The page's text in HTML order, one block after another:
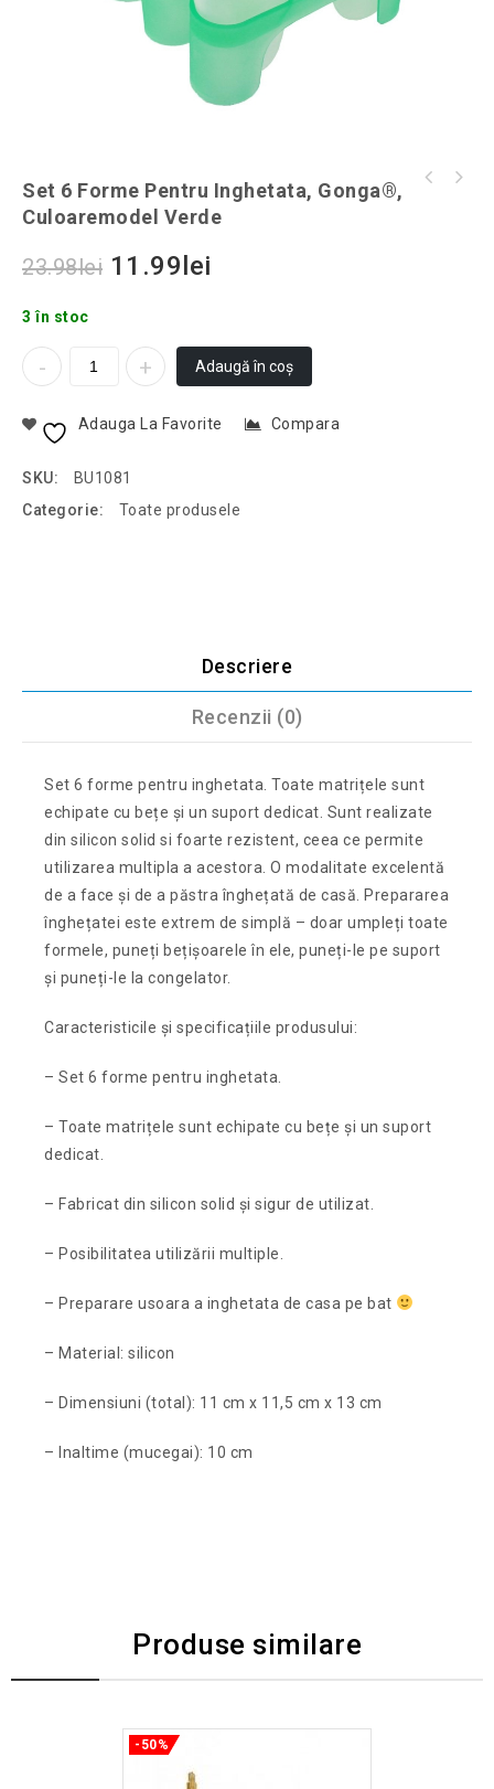
Set 6 Forme Pentru Inghetata, Gonga®,
Culoaremodel Verde
23.98lei 11.99 lei
3 în stoc
Adaugă în coș
Adauga La Favorite Compara
SKU:
BU1081
Categorie:
Toate produsele
Descriere
Recenzii (0)
Set 6 forme pentru inghetata. Toate matrițele sunt
echipate cu bețe și un suport dedicat. Sunt realizate
din silicon solid si foarte rezistent, ceea ce permite
utilizarea multipla a acestora. O modalitate excelentă
de a face și de a păstra înghețată de casă. Prepararea
înghețatei este extrem de simplă – doar umpleți toate
formele, puneți bețișoarele în ele, puneți-le pe suport
și puneți-le la congelator.
Caracteristicile și specificațiile produsului:
– Set 6 forme pentru inghetata.
– Toate matrițele sunt echipate cu bețe și un suport
dedicat.
– Fabricat din silicon solid și sigur de utilizat.
– Posibilitatea utilizării multiple.
– Preparare usoara a inghetata de casa pe bat
– Material: silicon
– Dimensiuni (total): 11 cm x 11,5 cm x 13 cm
– Inaltime (mucegai): 10 cm
Produse similare
-50%